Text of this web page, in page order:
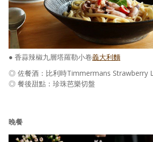
● 香蒜辣椒九層塔羅勒小卷義大利麵
◎ 佐餐酒：比利時Timmermans Strawberry
◎ 餐後甜點：珍珠芭樂切盤
晚餐